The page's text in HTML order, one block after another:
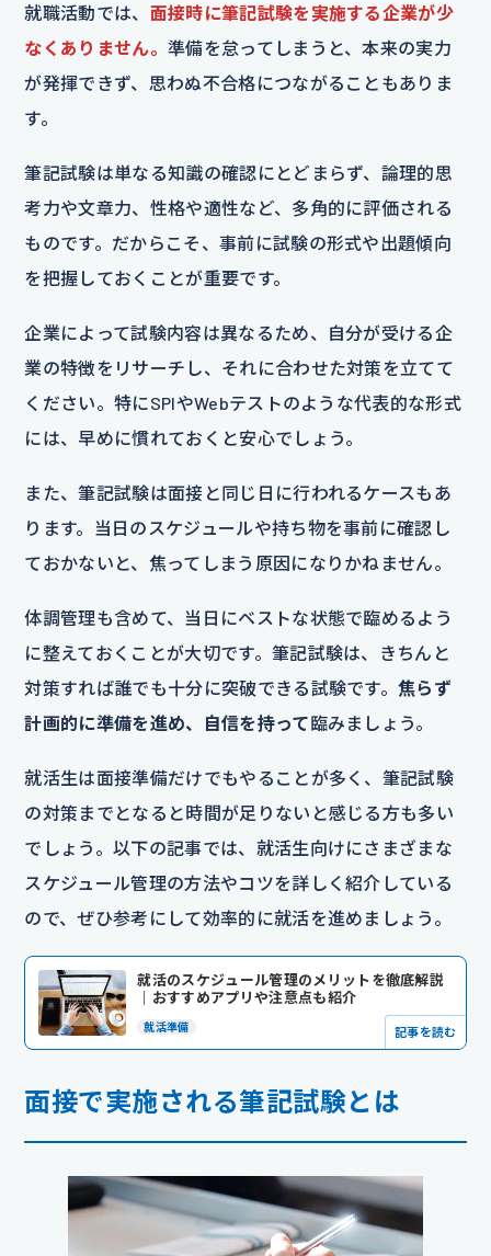
就職活動では、 面接時に筆記試験を実施する企業が少
なくありません。 準備を怠ってしまうと、本来の実力
が発揮できず、思わぬ不合格につながることもありま
す。
筆記試験は単なる知識の確認にとどまらず、論理的思
考力や文章力、性格や適性など、多角的に評価される
ものです。だからこそ、事前に試験の形式や出題傾向
を把握しておくことが重要です。
企業によって試験内容は異なるため、自分が受ける企
業の特徴をリサーチし、それに合わせた対策を立てて
ください。特にSPIやWebテストのような代表的な形式
には、早めに慣れておくと安心でしょう。
また、筆記試験は面接と同じ日に行われるケースもあ
ります。当日のスケジュールや持ち物を事前に確認し
ておかないと、焦ってしまう原因になりかねません。
体調管理も含めて、当日にベストな状態で臨めるよう
に整えておくことが大切です。筆記試験は、きちんと
対策すれば誰でも十分に突破できる試験です。焦らず
計画的に準備を進め、自信を持って臨みましょう。
就活生は面接準備だけでもやることが多く、筆記試験
の対策までとなると時間が足りないと感じる方も多い
でしょう。以下の記事では、就活生向けにさまざまな
スケジュール管理の方法やコツを詳しく紹介している
ので、ぜひ参考にして効率的に就活を進めましょう。
就活のスケジュール管理のメリットを徹底解説
｜おすすめアプリや注意点も紹介
就活準備 記事を読む
面接で実施される筆記試験とは